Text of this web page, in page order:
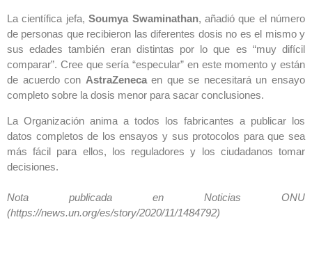
La científica jefa,Soumya Swaminathan, añadió que el número
de personas que recibieron las diferentes dosis no es el mismo y
sus edades también eran distintas por lo que es “muy difícil
comparar”. Cree que sería “especular” en este momento y están
de acuerdo con AstraZenecaen que se necesitará un ensayo
completo sobre la dosis menor para sacar conclusiones.
La Organización anima a todos los fabricantes a publicar los
datos completos de los ensayos y sus protocolos para que sea
más fácil para ellos, los reguladores y los ciudadanos tomar
decisiones.
Nota publicada en Noticias ONU
(https://news.un.org/es/story/2020/11/1484792)